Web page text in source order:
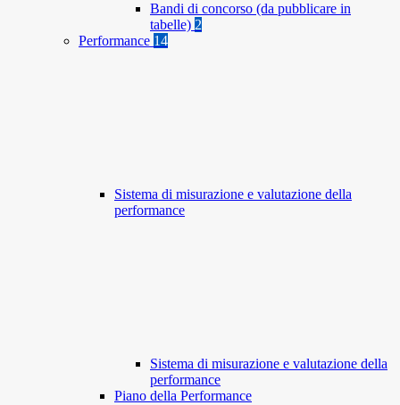
Bandi di concorso (da pubblicare in
tabelle) 2
Performance 14
Sistema di misurazione e valutazione della
performance
Sistema di misurazione e valutazione della
performance
Piano della Performance